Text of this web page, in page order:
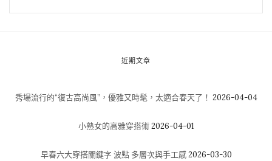
近期文章
秀場流行的“復古高尚風”，優雅又時髦，太適合春天了！ 2026-04-04
小熟女的高雅穿搭術 2026-04-01
早春六大穿搭關鍵字 波點 多層次與手工感 2026-03-30